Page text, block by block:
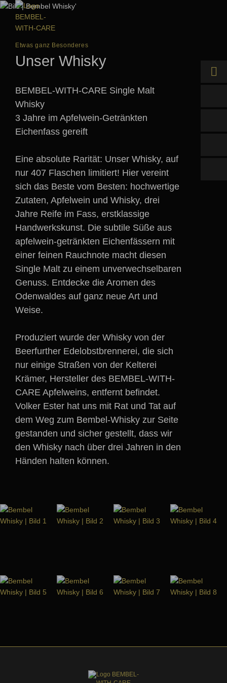
Etwas ganz Besonderes
Unser Whisky
BEMBEL-WITH-CARE Single Malt
Whisky
3 Jahre im Apfelwein-Getränkten
Eichenfass gereift
Eine absolute Rarität: Unser Whisky, auf
nur 407 Flaschen limitiert! Hier vereint
sich das Beste vom Besten: hochwertige
Zutaten, Apfelwein und Whisky, drei
Jahre Reife im Fass, erstklassige
Handwerkskunst. Die subtile Süße aus
apfelwein-getränkten Eichenfässern mit
einer feinen Rauchnote macht diesen
Single Malt zu einem unverwechselbaren
Genuss. Entdecke die Aromen des
Odenwaldes auf ganz neue Art und
Weise.
Produziert wurde der Whisky von der
Beerfurther Edelobstbrennerei, die sich
nur einige Straßen von der Kelterei
Krämer, Hersteller des BEMBEL-WITH-
CARE Apfelweins, entfernt befindet.
Volker Ester hat uns mit Rat und Tat auf
dem Weg zum Bembel-Whisky zur Seite
gestanden und sicher gestellt, dass wir
den Whisky nach über drei Jahren in den
Händen halten können.